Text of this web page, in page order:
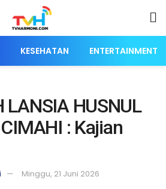
KESEHATAN ENTERTAINMENT
LANSIA HUSNUL
: Kajian
Minggu, 21 Juni 2026